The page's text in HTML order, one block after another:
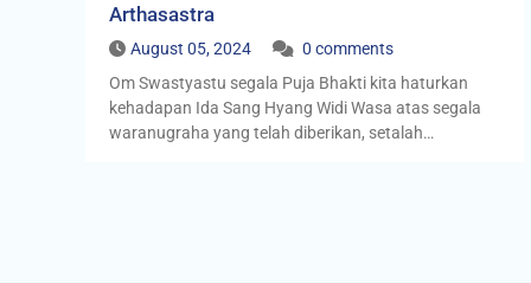
Arthasastra
August 05, 2024
0 comments
Om Swastyastu segala Puja Bhakti kita haturkan
kehadapan Ida Sang Hyang Widi Wasa atas segala
waranugraha yang telah diberikan, setalah…